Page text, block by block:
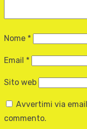
Nome *
Email *
Sito web
Avvertimi via
commento.